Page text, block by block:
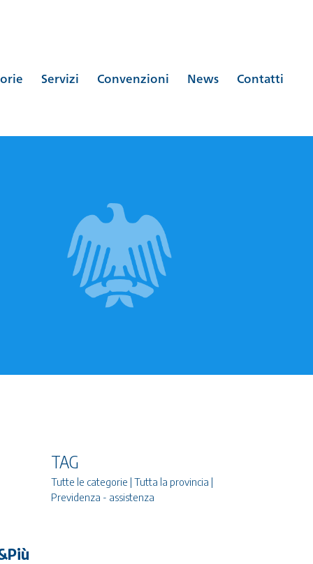
Servizi Convenzioni News Contatti
TAG
Tutte le categorie | Tutta la provincia |
Previdenza - assistenza